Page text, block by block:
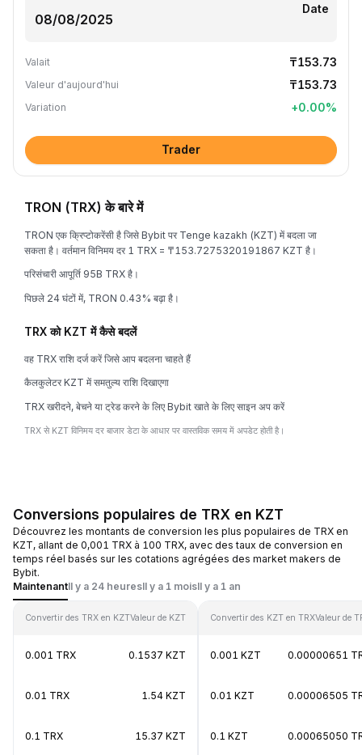
Date
Valait ₸153.73
Valeur d'aujourd'hui ₸153.73
Variation +0.00%
Trader
TRON (TRX) के बारे में
TRON एक क्रिप्टोकरेंसी है जिसे Bybit पर Tenge kazakh (KZT) में बदला जा
सकता है। वर्तमान विनिमय दर 1 TRX = ₸153.7275320191867 KZT है।
परिसंचारी आपूर्ति 95B TRX है।
पिछले 24 घंटों में, TRON 0.43% बढ़ा है।
TRX को KZT में कैसे बदलें
वह TRX राशि दर्ज करें जिसे आप बदलना चाहते हैं
कैलकुलेटर KZT में समतुल्य राशि दिखाएगा
TRX खरीदने, बेचने या ट्रेड करने के लिए Bybit खाते के लिए साइन अप करें
TRX से KZT विनिमय दर बाजार डेटा के आधार पर वास्तविक समय में अपडेट होती है।
Conversions populaires de TRX en KZT
Découvrez les montants de conversion les plus populaires de TRX en
KZT, allant de 0,001 TRX à 100 TRX, avec des taux de conversion en
temps réel basés sur les cotations agrégées des market makers de
Bybit.
MaintenantIl y a 24 heuresIl y a 1 moisIl y a 1 an
Convertir des TRX en KZTValeur de KZT
0.001 TRX 0.1537 KZT
0.01 TRX 1.54 KZT
0.1 TRX 15.37 KZT
Convertir des KZT en TRXValeur de
0.001 KZT 0.00000651
0.01 KZT 0.00006505
0.1 KZT 0.00065050